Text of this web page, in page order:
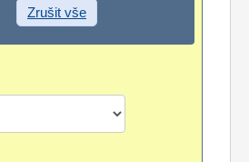
Zrušit vše